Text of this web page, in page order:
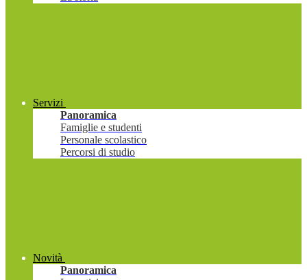
Servizi
Panoramica
Famiglie e studenti
Personale scolastico
Percorsi di studio
Novità
Panoramica